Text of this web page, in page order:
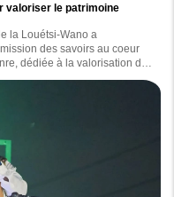
valoriser le patrimoine
la Louétsi-Wano a
des savoirs au coeur
dédiée à la valorisation du